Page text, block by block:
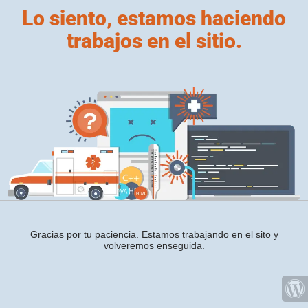
Lo siento, estamos haciendo
trabajos en el sitio.
Gracias por tu paciencia. Estamos trabajando en el sito y
volveremos enseguida.